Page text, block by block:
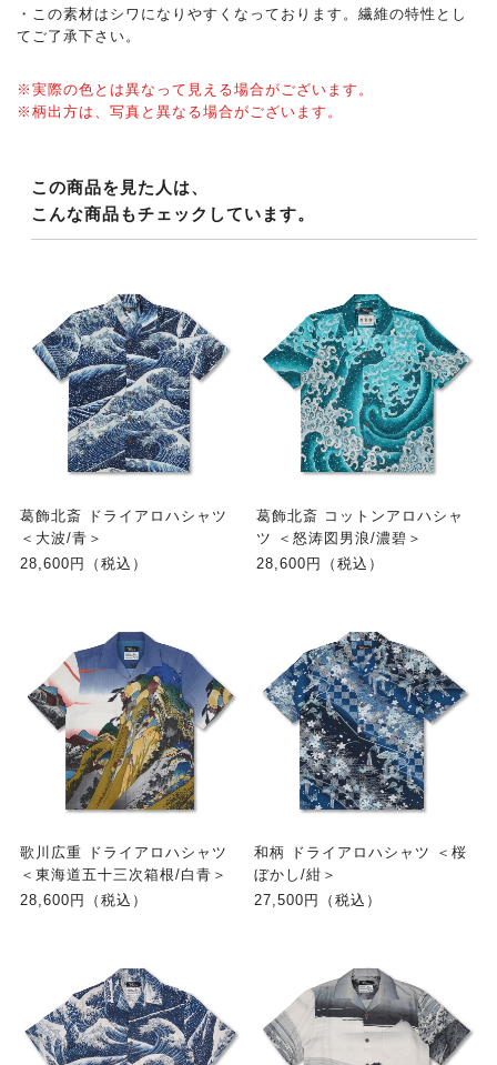
・この素材はシワになりやすくなっております。繊維の特性とし
てご了承下さい。
※実際の色とは異なって見える場合がございます。
※柄出方は、写真と異なる場合がございます。
この商品を見た人は、
こんな商品もチェックしています。
葛飾北斎 ドライアロハシャツ
＜大波/青＞
28,600円（税込）
葛飾北斎 コットンアロハシャ
ツ ＜怒涛図男浪/濃碧＞
28,600円（税込）
歌川広重 ドライアロハシャツ
＜東海道五十三次箱根/白青＞
28,600円（税込）
和柄 ドライアロハシャツ ＜桜
ぼかし/紺＞
27,500円（税込）